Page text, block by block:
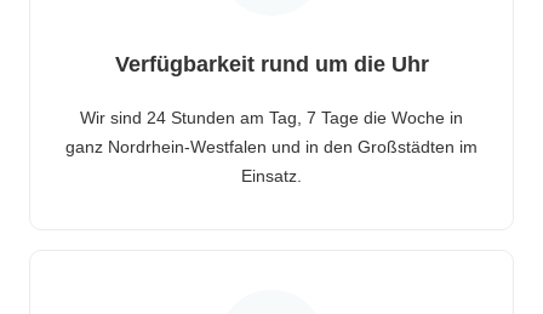
Verfügbarkeit rund um die Uhr
Wir sind 24 Stunden am Tag, 7 Tage die Woche in
ganz Nordrhein-Westfalen und in den Großstädten im
Einsatz.